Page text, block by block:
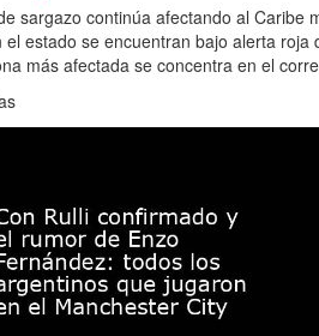
sargazo continúa afectando al
el estado se encuentran bajo alerta
más afectada se concentra en el